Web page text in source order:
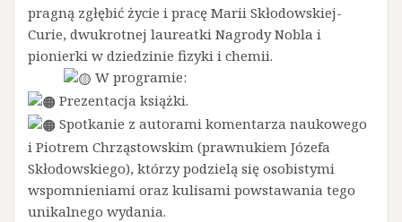
pragną zgłębić życie i pracę Marii Skłodowskiej-
Curie, dwukrotnej laureatki Nagrody Nobla i
pionierki w dziedzinie fizyki i chemii.
W programie:
Prezentacja książki.
Spotkanie z autorami komentarza naukowego
i Piotrem Chrząstowskim (prawnukiem Józefa
Skłodowskiego), którzy podzielą się osobistymi
wspomnieniami oraz kulisami powstawania tego
unikalnego wydania.